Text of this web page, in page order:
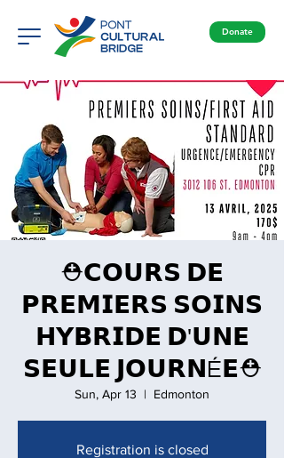
Donate
⛑𝗖𝗢𝗨𝗥𝗦 𝗗𝗘
𝗣𝗥𝗘𝗠𝗜𝗘𝗥𝗦 𝗦𝗢𝗜𝗡𝗦
𝗛𝗬𝗕𝗥𝗜𝗗𝗘 𝗗'𝗨𝗡𝗘
𝗦𝗘𝗨𝗟𝗘 𝗝𝗢𝗨𝗥𝗡É𝗘⛑
Sun, Apr 13
  |
Edmonton
Registration is closed